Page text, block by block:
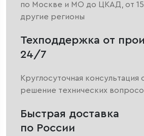
по Москве и МО до ЦКАД, от
другие регионы
Техподдержка от
24/7
Круглосуточная консультация
решение технических
Быстрая доставка
по России